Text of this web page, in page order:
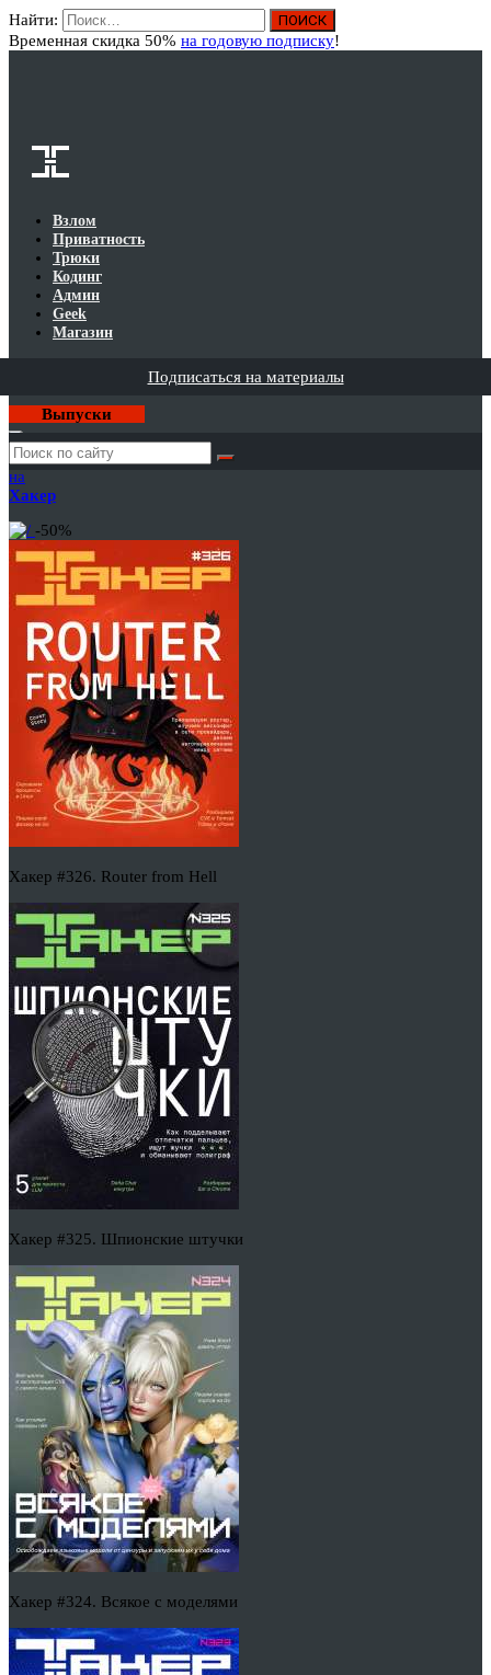
Найти:
Временная скидка 50% на годовую подписку!
Взлом
Приватность
Трюки
Кодинг
Админ
Geek
Магазин
Подписаться на материалы
Выпуски
Годовая
подписка
на
Хакер
-50%
Хакер #326. Router from Hell
Хакер #325. Шпионские штучки
Хакер #324. Всякое с моделями